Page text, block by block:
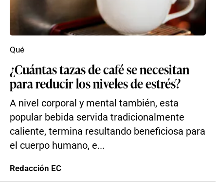
¿Cuántas tazas de café se necesitan
para reducir los niveles de estrés?
A nivel corporal y mental también, esta
popular bebida servida tradicionalmente
caliente, termina resultando beneficiosa para
el cuerpo humano, e...
Qué
Redacción EC